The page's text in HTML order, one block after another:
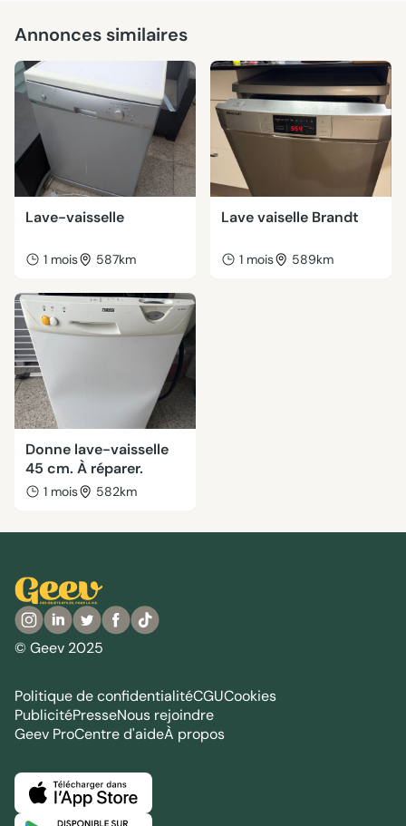
Annonces similaires
Lave-vaisselle
1 mois 587km
Lave vaiselle Brandt
1 mois 589km
Donne lave-vaisselle
45 cm. À réparer.
1 mois 582km
© Geev 2025
Politique de confidentialitéCGUCookies
PublicitéPresseNous rejoindre
Geev ProCentre d'aideÀ propos